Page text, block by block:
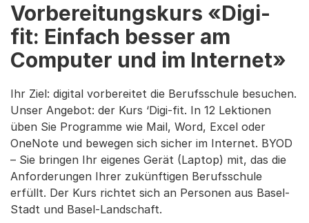
Vorbereitungskurs «Digi-
fit: Einfach besser am
Computer und im Internet»
Ihr Ziel: digital vorbereitet die Berufsschule besuchen.
Unser Angebot: der Kurs ‘Digi-fit. In 12 Lektionen
üben Sie Programme wie Mail, Word, Excel oder
OneNote und bewegen sich sicher im Internet. BYOD
– Sie bringen Ihr eigenes Gerät (Laptop) mit, das die
Anforderungen Ihrer zukünftigen Berufsschule
erfüllt. Der Kurs richtet sich an Personen aus Basel-
Stadt und Basel-Landschaft.